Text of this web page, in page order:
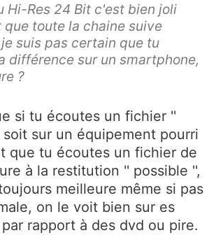
Hi-Res 24 Bit c'est bien joli
toute la chaine suive
suis pas certain que tu
différence sur un smartphone,
?
si tu écoutes un fichier ''
sur un équipement pourri
que tu écoutes un fichier de
à la restitution '' possible '',
meilleure même si pas
on le voit bien sur es
rapport à des dvd ou pire.